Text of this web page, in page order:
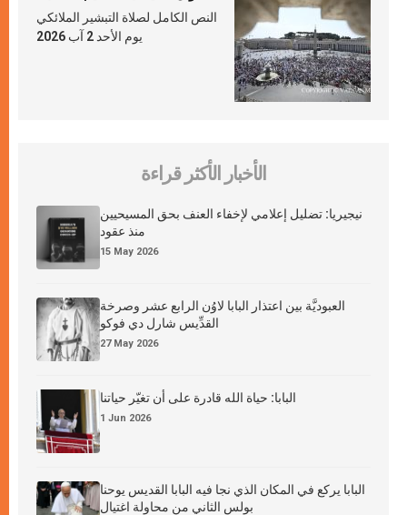
النص الكامل لصلاة التبشير الملائكي
يوم الأحد 2 آب 2026
الأخبار الأكثر قراءة
نيجيريا: تضليل إعلامي لإخفاء العنف بحق المسيحيين
منذ عقود
15 May 2026
العبوديَّة بين اعتذار البابا لاوُن الرابع عشر وصرخة
القدِّيس شارل دي فوكو
27 May 2026
البابا: حياة الله قادرة على أن تغيّر حياتنا
1 Jun 2026
البابا يركع في المكان الذي نجا فيه البابا القديس يوحنا
بولس الثاني من محاولة اغتيال